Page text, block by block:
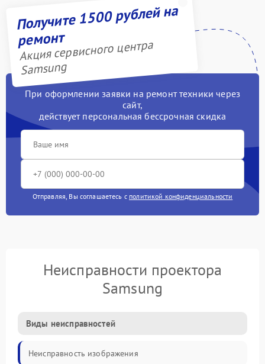
Получите 1500 рублей на
ремонт
Акция сервисного центра
Samsung
При оформлении заявки на ремонт техники через
сайт,
действует персональная бессрочная скидка
Отправляя, Вы соглашаетесь с политикой конфиденциальности
Неисправности проектора
Samsung
Виды неисправностей
Неисправность изображения